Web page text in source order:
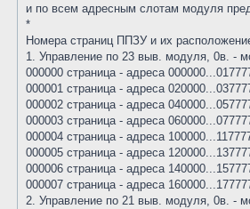
и по всем адресным слотам модуля
*
Номера страниц ППЗУ и их
1. Управление по 23 выв. модуля, 0в. -
000000 страница - адреса
000001 страница - адреса
000002 страница - адреса
000003 страница - адреса
000004 страница - адреса
000005 страница - адреса
000006 страница - адреса
000007 страница - адреса
2. Управление по 21 выв. модуля, 0в. -